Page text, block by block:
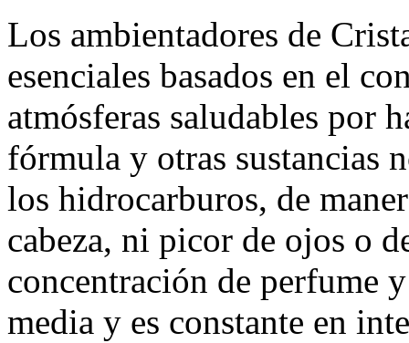
Los ambientadores de
esenciales basados en el
atmósferas saludables por
fórmula y otras sustancias
los hidrocarburos, de
cabeza, ni picor de ojos o
concentración de perfume
media y es constante en